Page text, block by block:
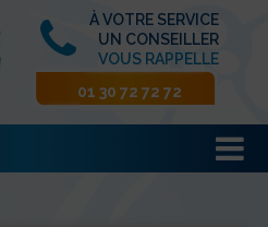
À VOTRE SERVICE
UN CONSEILLER
VOUS RAPPELLE
01 30 72 72 72